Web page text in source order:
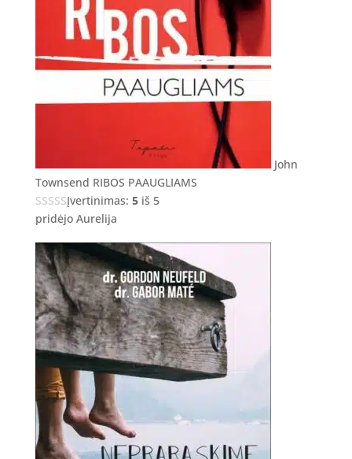
John
Townsend RIBOS PAAUGLIAMS
Įvertinimas: 5iš 5
pridėjo Aurelija